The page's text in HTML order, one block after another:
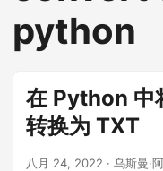
python
在 Python 中
转换为 TXT
八月 24, 2022 · 乌斯曼·